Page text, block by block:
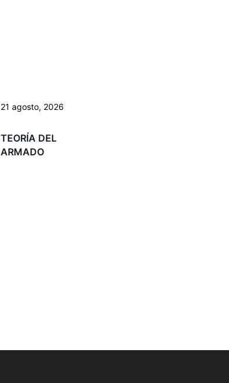
21 agosto, 2026
TEORÍA DEL
ARMADO